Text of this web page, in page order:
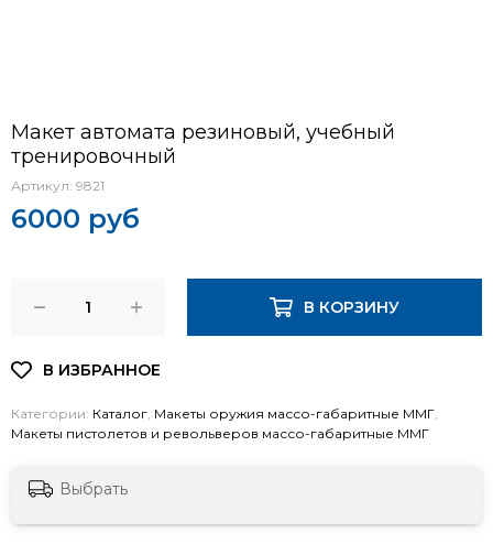
Макет автомата резиновый, учебный
тренировочный
Артикул: 9821
6000 руб
В КОРЗИНУ
Категории: Каталог, Макеты оружия массо-габаритные ММГ,
Макеты пистолетов и револьверов массо-габаритные ММГ
Выбрать